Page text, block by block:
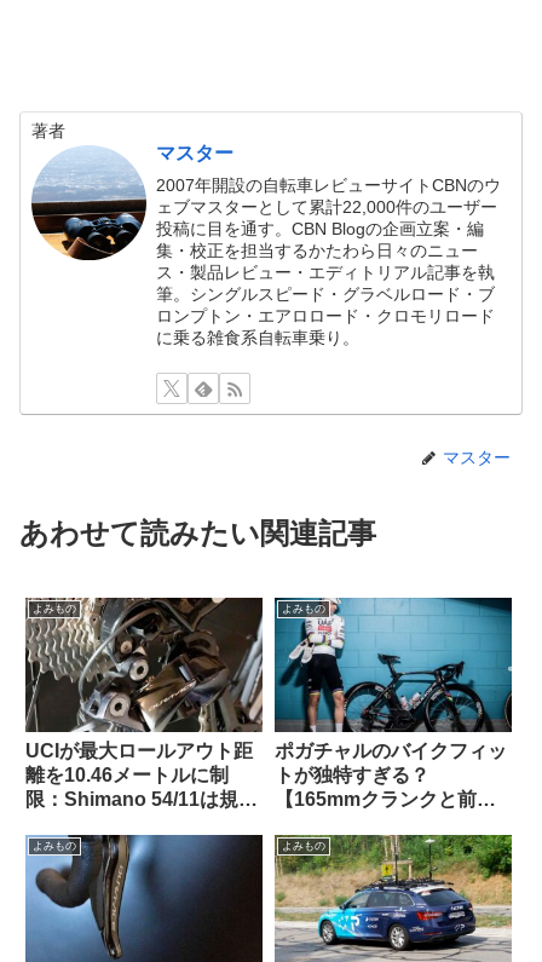
著者
マスター
2007年開設の自転車レビューサイトCBNのウ
ェブマスターとして累計22,000件のユーザー
投稿に目を通す。CBN Blogの企画立案・編
集・校正を担当するかたわら日々のニュー
ス・製品レビュー・エディトリアル記事を執
筆。シングルスピード・グラベルロード・ブ
ロンプトン・エアロロード・クロモリロード
に乗る雑食系自転車乗り。
マスター
あわせて読みたい関連記事
よみもの
UCIが最大ロールアウト距
離を10.46メートルに制
限：Shimano 54/11は規定
違反にーー海外掲示板での
意見を観察
よみもの
ポガチャルのバイクフィッ
トが独特すぎる？
【165mmクランクと前傾
よみもの よみもの